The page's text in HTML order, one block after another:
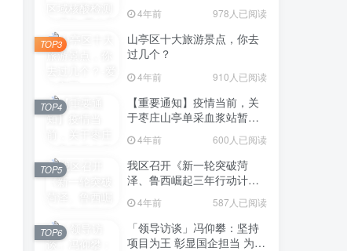
4年前 978人已阅读
山亭区十大旅游景点，你去
过几个？
4年前 910人已阅读
TOP3
【重要通知】疫情当前，关
于枣庄山亭单采血浆站暂停
4年前 600人已阅读
TOP4
我区召开《新一轮突破菏
泽、鲁西崛起三年行动计划
意见稿）政策分析研判会议
4年前 587人已阅读
TOP5
「领导访谈」冯仰攀：坚持
项目为王 彰显国企担当 为全
TOP6